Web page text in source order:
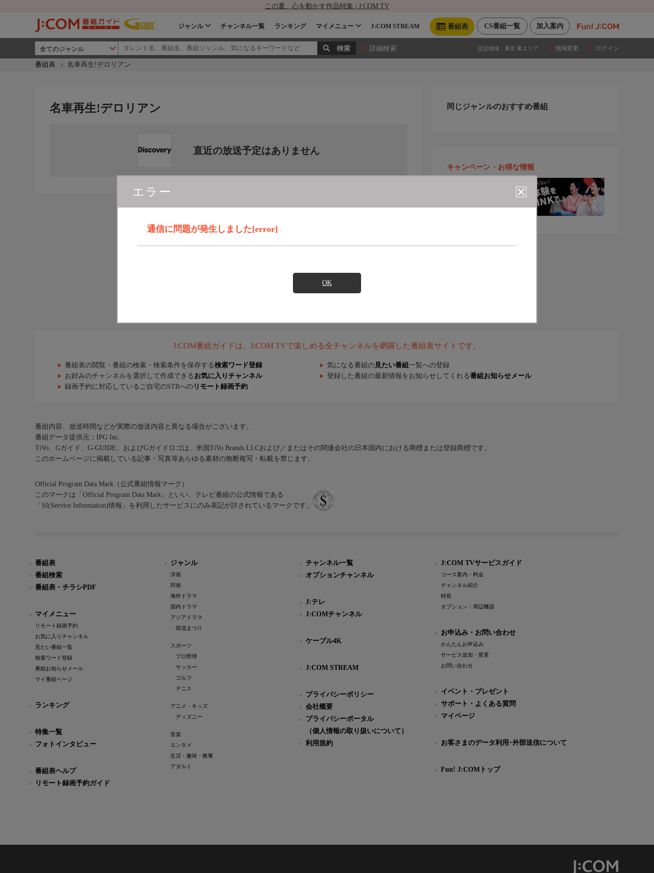
この夏、心を動かす作品特集 | J:COM TV
加入案内
CS番組一覧
番組表
ジャンル チャンネル一覧 ランキング マイメニュー J:COM STREAM
詳細検索 設定地域： 東京 東エリア 地域変更 ログイン
番組表 名車再生!デロリアン
エラー
通信に問題が発生しました[error]
OK
名車再生!デロリアン
直近の放送予定はありません
同じジャンルのおすすめ番組
キャンペーン・お得な情報
J:COM番組ガイドは、J:COM TVで楽しめる全チャンネルを網羅した番組表サイトです。
番組表の閲覧・番組の検索・検索条件を保存する検索ワード登録 気になる番組の 見たい番組 一覧への登録
お好みのチャンネルを選択して作成できる お気に入りチャンネル 登録した番組の最新情報をお知らせしてくれる番組お知らせメール
録画予約に対応しているご自宅のSTBへの リモート録画予約
番組内容、放送時間などが実際の放送内容と異なる場合がございます。
番組データ提供元：IPG Inc.
TiVo、Gガイド、G-GUIDE、およびGガイドロゴは、米国TiVo Brands LLCおよび／またはその関連会社の日本国内における商標または登録商標です。
このホームページに掲載している記事・写真等あらゆる素材の無断複写・転載を禁じます。
Official Program Data Mark（公式番組情報マーク）
このマークは「Official Program Data Mark」といい、テレビ番組の公式情報である
「SI(Service Information)情報」を利用したサービスにのみ表記が許されているマークです。
番組表
番組検索
番組表・チラシPDF
マイメニュー
リモート録画予約
お気に入りチャンネル
見たい番組一覧
検索ワード登録
番組お知らせメール
マイ番組ページ
ランキング
特集一覧
フォトインタビュー
番組表ヘルプ
リモート録画予約ガイド
ジャンル
洋画
邦画
海外ドラマ
国内ドラマ
アジアドラマ
韓流まつり
スポーツ
プロ野球
サッカー
ゴルフ
テニス
アニメ・キッズ
ディズニー
音楽
エンタメ
生活・趣味・教養
アダルト
チャンネル一覧
オプションチャンネル
J:テレ
J:COMチャンネル
ケーブル4K
J:COM STREAM
プライバシーポリシー
会社概要
プライバシーポータル
（個人情報の取り扱いについて）
利用規約
J:COM TVサービスガイド
コース案内・料金
チャンネル紹介
特長
オプション・周辺機器
お申込み・お問い合わせ
かんたんお申込み
サービス追加・変更
お問い合わせ
イベント・プレゼント
サポート・よくある質問
マイページ
お客さまのデータ利用･外部送信について
Fun! J:COMトップ